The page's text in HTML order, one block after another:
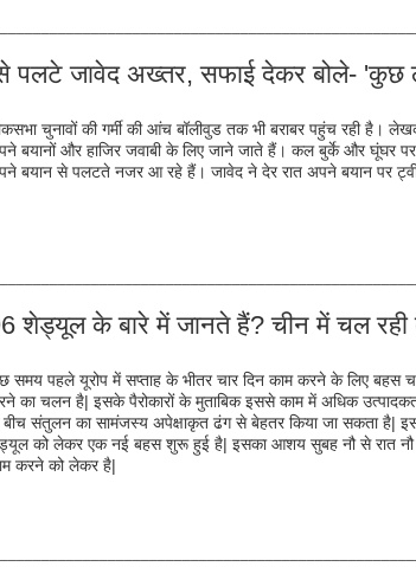
पलटे जावेद अख्तर, सफाई देकर बोले- 'कुछ
चुनावों की गर्मी की आंच बॉलीवुड तक भी बराबर पहुंच रही है।
बयानों और हाजिर जवाबी के लिए जाने जाते हैं। कल बुर्के और घूंघर
बयान से पलटते नजर आ रहे हैं। जावेद ने देर रात अपने बयान पर
शेड्यूल के बारे में जानते हैं? चीन में चल
समय पहले यूरोप में सप्‍ताह के भीतर चार दिन काम करने के लिए बहस
का चलन है| इसके पैरोकारों के मुताबिक इससे काम में अधिक
संतुलन का सामंजस्‍य अपेक्षाकृत ढंग से बेहतर किया जा सकता है|
को लेकर एक नई बहस शुरू हुई है| इसका आशय सुबह नौ से रात
करने को लेकर है|